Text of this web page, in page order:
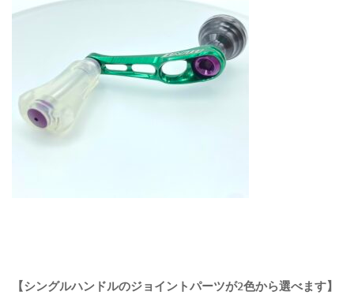
【シングルハンドルのジョイントパーツが2色から選べます】